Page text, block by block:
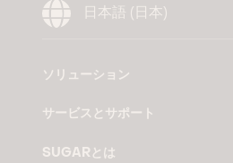
Choose Language
日本語 (日本)
ソリューション
サービスとサポート
SUGARとは